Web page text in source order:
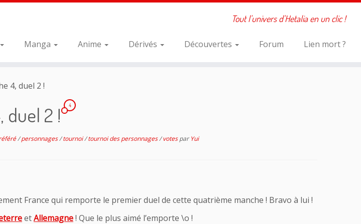
Tout l'univers d'Hetalia en un clic !
Manga Anime Dérivés Découvertes Forum Lien mort ?
4, duel 2 !
duel 2 ! 4
/personnages/tournoi/tournoi des personnages/votespar Yui
France qui remporte le premier duel de cette quatrième manche ! Bravo à lui !
etAllemagne! Que le plus aimé l’emporte \o !